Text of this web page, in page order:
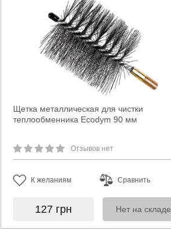
Щетка металлическая для чистки
теплообменника Ecodym 90 мм
Отзывов нет
К желаниям Сравнить
127 грн Нет на складе